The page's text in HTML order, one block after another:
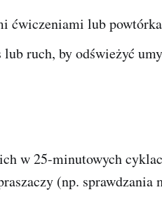
ćwiczeniami lub
ruch, by odświeżyć
w 25-minutowych
(np. sprawdzania